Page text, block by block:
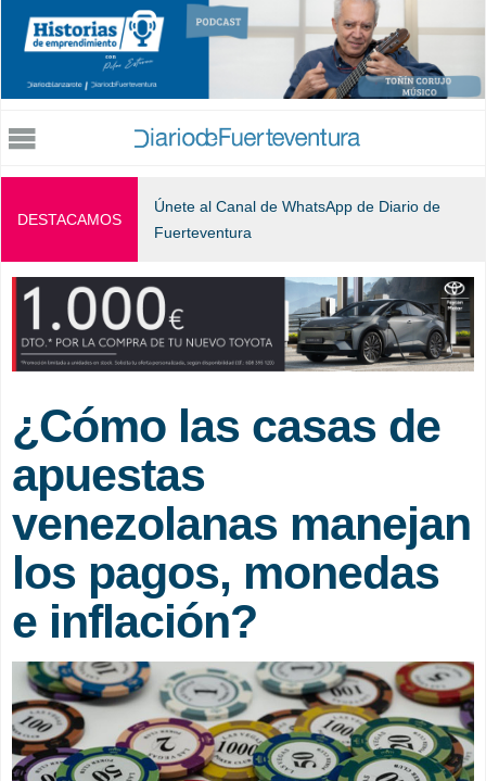
Jump to navigation
DESTACAMOS
Únete al Canal de WhatsApp de Diario de
Fuerteventura
¿Cómo las casas de
apuestas
venezolanas manejan
los pagos, monedas
e inflación?